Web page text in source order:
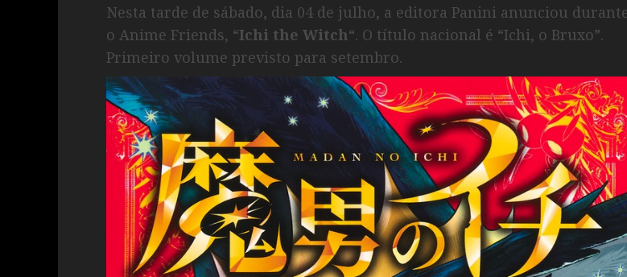
Nesta tarde de sábado, dia 04 de julho, a editora Panini anunciou
o Anime Friends, “Ichi the Witch“. O título nacional é “Ichi, o Bruxo”.
Primeiro volume previsto para setembro.